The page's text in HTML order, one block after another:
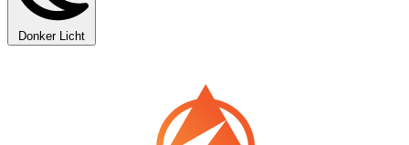
Donker Licht